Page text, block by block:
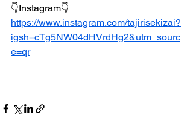
👇Instagram👇
https://www.instagram.com/tajirisekizai?
igsh=cTg5NW04dHVrdHg2&utm_sourc
e=qr